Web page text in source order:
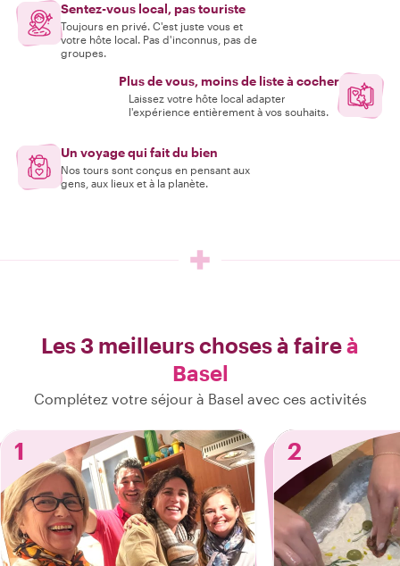
Sentez-vous local, pas touriste
Toujours en privé. C'est juste vous et
votre hôte local. Pas d'inconnus, pas de
groupes.
Plus de vous, moins de liste à cocher
Laissez votre hôte local adapter
l'expérience entièrement à vos souhaits.
Un voyage qui fait du bien
Nos tours sont conçus en pensant aux
gens, aux lieux et à la planète.
Les 3 meilleurs choses à faireà
Basel
Complétez votre séjour à Basel avec ces activités
1 2